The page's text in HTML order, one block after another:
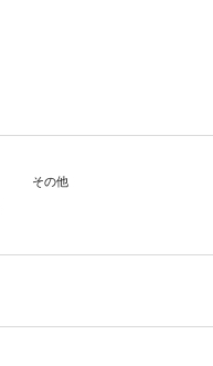
その他